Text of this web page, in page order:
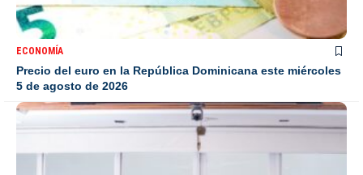
ECONOMÍA
Precio del euro en la República Dominicana este miércoles
5 de agosto de 2026